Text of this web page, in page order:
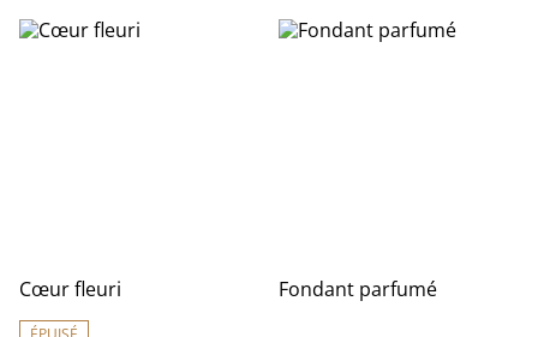
Cœur fleuri Fondant parfumé